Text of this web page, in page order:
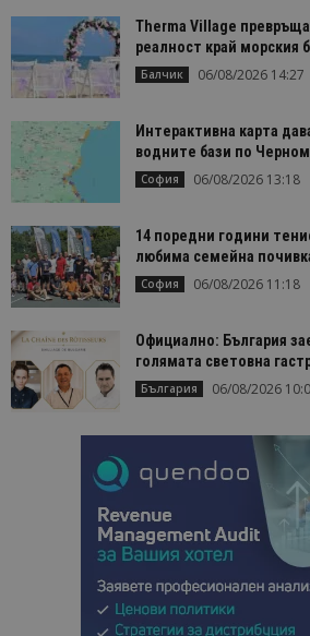
Therma Village
реалност край морския
Балчик 06/08/2026 14:27
Интерактивна карта
водните бази по
София 06/08/2026 13:18
14 поредни години
любима семейна
София 06/08/2026 11:18
Официално: България
голямата световна
България 06/08/2026